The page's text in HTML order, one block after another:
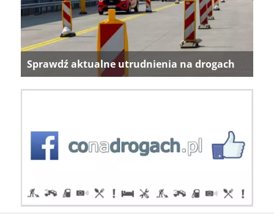
Sprawdź aktualne utrudnienia na drogach